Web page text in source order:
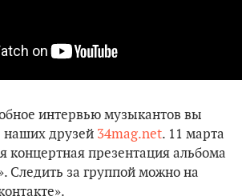
интервью музыкантов вы
наших друзей 34mag.net. 11 марта
концертная презентация альбома
Следить за группой можно на